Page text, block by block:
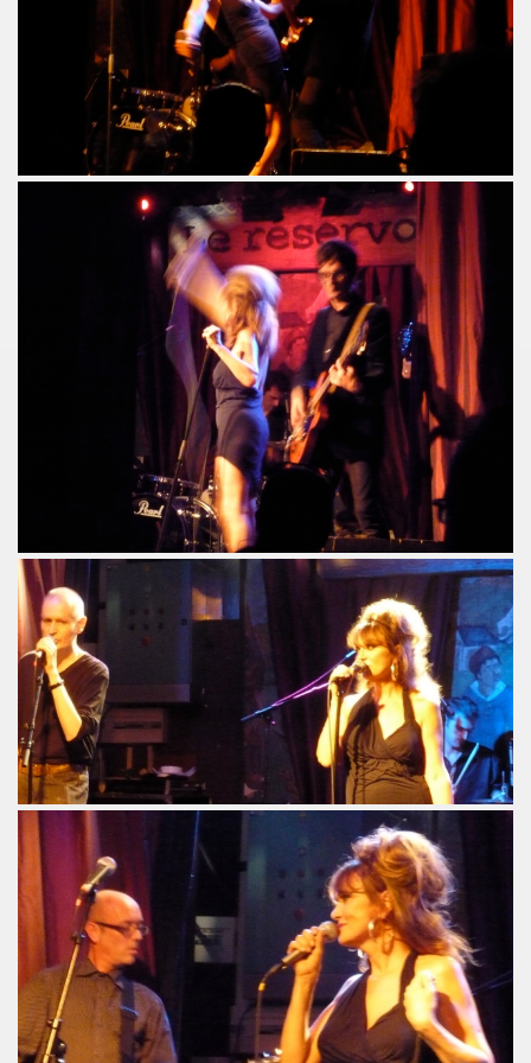
FOLLLIES" (decembre 2013).
PASCAUD dans "TELERAMA" (8 au 14 janvier 2014).
MATIN" (20 decembre 2013).
(mercredi 18 decembre 2013).
T. MUGLER dans "TETU" (decembre 2013).
+ ICI PARIS le 14 novembre 2013 au TRIANON (Paris)
VS CHINA GIRL" le 3 octobre 2013 aux TROIS
CHRISTOPHE MAE au PALAIS DES SPORTS 2013
Canaries (juillet 2013).
dans "PARIS MONTMARTRE" (ete 2013).
au TRIANON (avec MICK JONES) et le 12 juillet 2013
le 7 juin 2005 a L'OLYMPIA : compte rendu.
au THEATRE DU PETIT SAINT MARTIN (Paris) :
DU SINGE") le 28 juin 2013 au PALAIS DES
TOUR" de JOHNNY HALLYDAY le 16 juin 2013 a
CHIC" par JEAN ERIC PERRIN ("ROCK AND FOLK",
de MARIE FRANCE par CHRISTIAN LEBRUN dans
jouent l'album "39 DE FIEVRE" le 18 mai 2013 au
jouent l'album "39 DE FIEVRE" a SOS RECORDING a
FEMME le 14 mai 2013 a la FNAC FORUM des
de LA FEMME : chronique de l'album CD.